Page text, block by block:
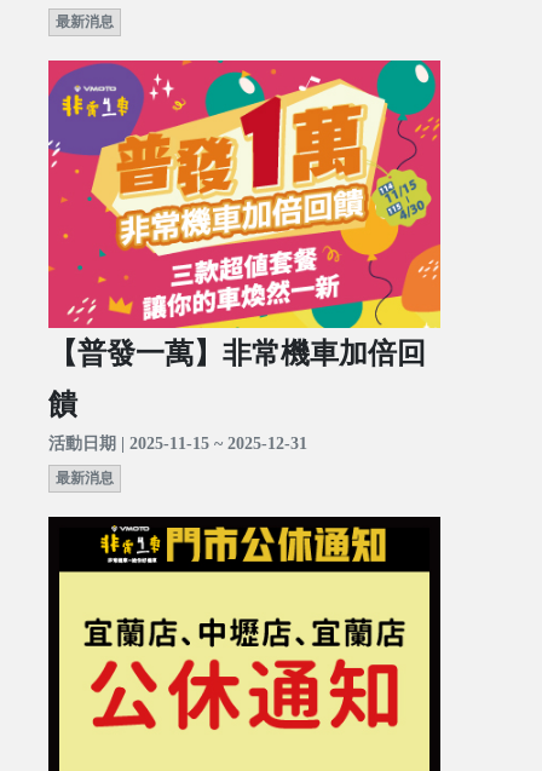
最新消息
【普發一萬】非常機車加倍回
饋
活動日期 | 2025-11-15 ~ 2025-12-31
最新消息